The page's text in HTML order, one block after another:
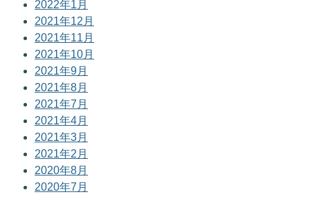
2022年1月
2021年12月
2021年11月
2021年10月
2021年9月
2021年8月
2021年7月
2021年4月
2021年3月
2021年2月
2020年8月
2020年7月